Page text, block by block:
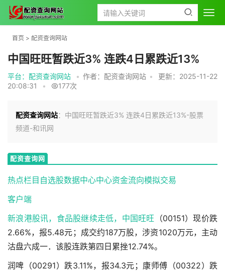
首页 > 配资查询网站
中国旺旺暂跌近3% 连跌4日累跌近13%
平台：配资查询网站 • 作者：配资查询网站 •
更新：2025-11-22
20:08:31
• 177次
配资查询网站：中国旺旺暂跌近3% 连跌4日累跌近13%-股票
频道-和讯网
配资查询网
热点栏目自选股数据中心中心资金流向模拟交易
客户端
新浪港股讯，食品股继续走低， 中国旺旺 （00151）现价跌
2.66%，报5.48元；成交约187万股，涉资1020万元，主动
沽盘六成一．该股连跌第四日累挫12.74%。
润啤（00291）跌3.11%，报34.3元；康师傅（00322）跌